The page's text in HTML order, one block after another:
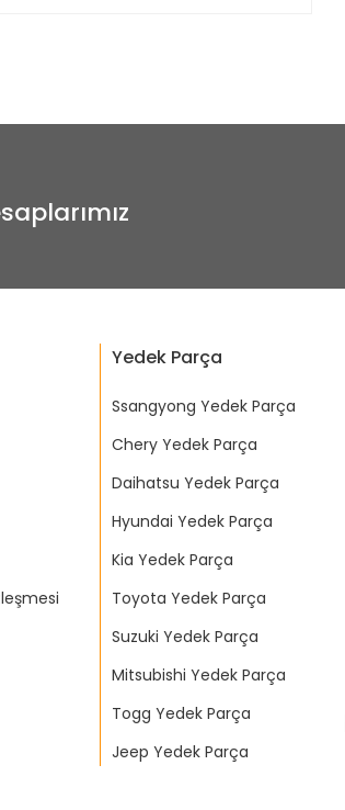
Yedek Parça
Ssangyong Yedek Parça
Chery Yedek Parça
Daihatsu Yedek Parça
Hyundai Yedek Parça
Kia Yedek Parça
Toyota Yedek Parça
Suzuki Yedek Parça
Mitsubishi Yedek Parça
Togg Yedek Parça
Jeep Yedek Parça